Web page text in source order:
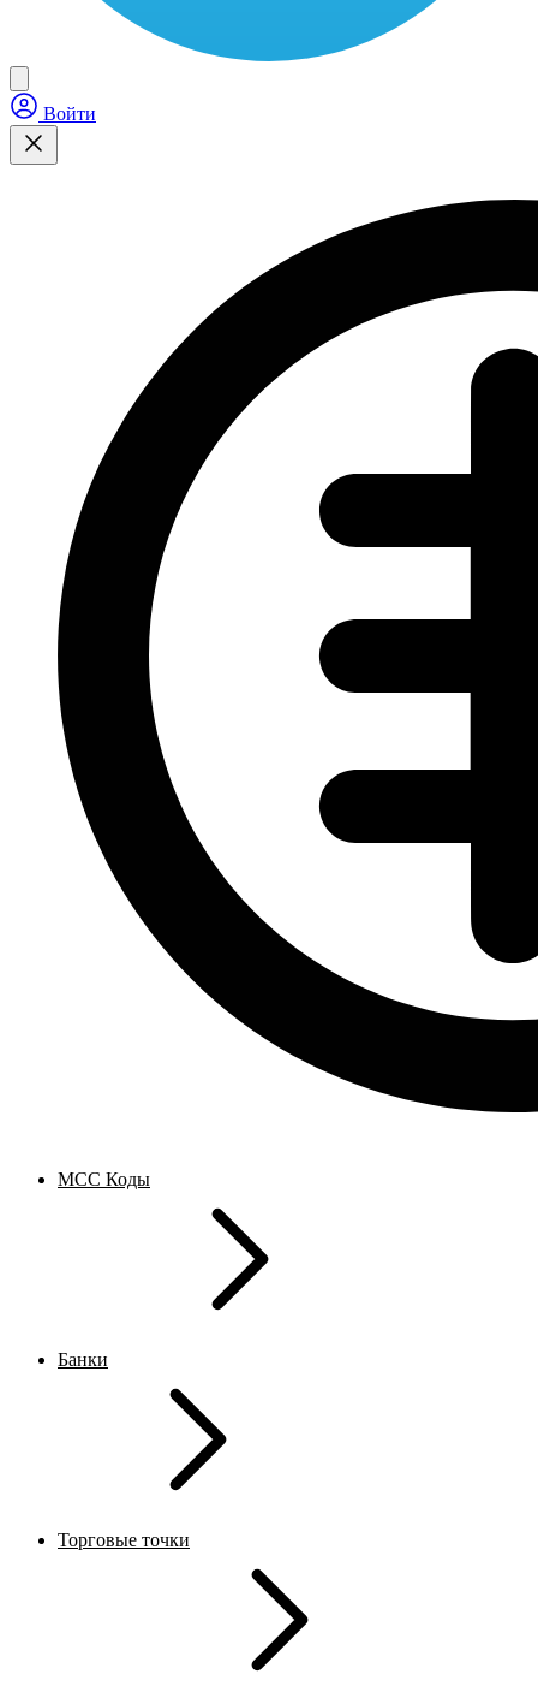
Войти
MCC Коды
Банки
Торговые точки